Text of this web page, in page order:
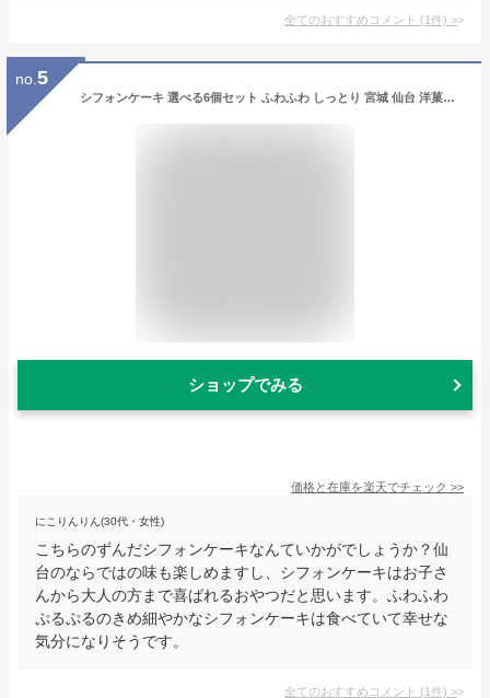
全てのおすすめコメント (1件) >
no. 5
シフォンケーキ 選べる6個セット ふわふわ しっとり 宮城 仙台 洋菓子 お菓子 ギフト 贈り物 手作り フワフワ
ショップでみる
価格と在庫を楽天でチェック >>
にこりんりん(30代・女性)
こちらのずんだシフォンケーキなんていかがでしょうか？仙
台のならではの味も楽しめますし、シフォンケーキはお子さ
んから大人の方まで喜ばれるおやつだと思います。ふわふわ
ぷるぷるのきめ細やかなシフォンケーキは食べていて幸せな
気分になりそうです。
全てのおすすめコメント (1件) >